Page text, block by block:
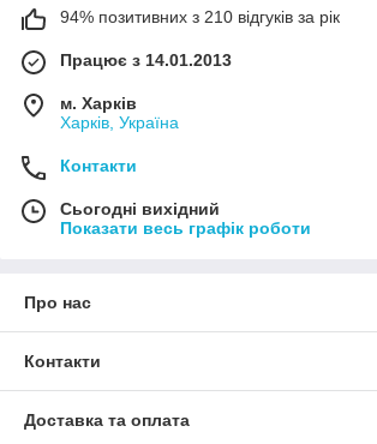
94% позитивних з 210 відгуків за рік
Працює з 14.01.2013
м. Харків
Харків, Україна
Контакти
Сьогодні вихідний
Показати весь графік роботи
Про нас
Контакти
Доставка та оплата